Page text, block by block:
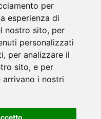
per
esperienza di
nostro sito, per
personalizzati
per analizzare il
sito, e per
i nostri
Slovacchia per
Cedar Rapids, IA?
Madrid a Usinsk